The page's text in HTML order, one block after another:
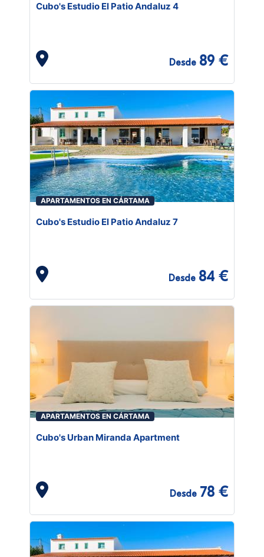
Cubo's Estudio El Patio Andaluz 4
Desde 89 €
APARTAMENTOS EN CÁRTAMA
Cubo's Estudio El Patio Andaluz 7
Desde 84 €
APARTAMENTOS EN CÁRTAMA
Cubo's Urban Miranda Apartment
Desde 78 €